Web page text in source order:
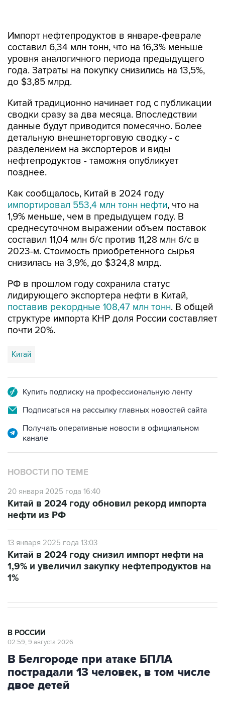
уровня аналогичного периода предыдущего
года. Затраты на покупку снизились на 13,5%,
до $3,85 млрд.
Китай традиционно начинает год с публикации
данные будут приводится помесячно. Более
детальную внешнеторговую сводку - с
разделением на экспортеров и виды
нефтепродуктов - таможня опубликует
позднее.
Как сообщалось, Китай в 2024 году
1,9% меньше, чем в предыдущем году. В
среднесуточном выражении объем поставок
составил 11,04 млн б/с против 11,28 млн б/с в
2023-м. Стоимость приобретенного сырья
снизилась на 3,9%, до $324,8 млрд.
РФ в прошлом году сохранила статус
поставив рекордные 108,47 млн тонн
структуре импорта КНР доля России составляет
почти 20%.
Китай
Подписаться на рассылку главных новостей сайта
Получать оперативные новости в официальном
НОВОСТИ ПО ТЕМЕ
20 января 2025 года 16:40
нефти из РФ
13 января 2025 года 13:03
1,9% и увеличил закупку нефтепродуктов на
1%
В Белгороде при атаке БПЛА
пострадали 13 человек, в том числе
двое детей
Москва. 9 августа. INTERFAX.RU - В результате